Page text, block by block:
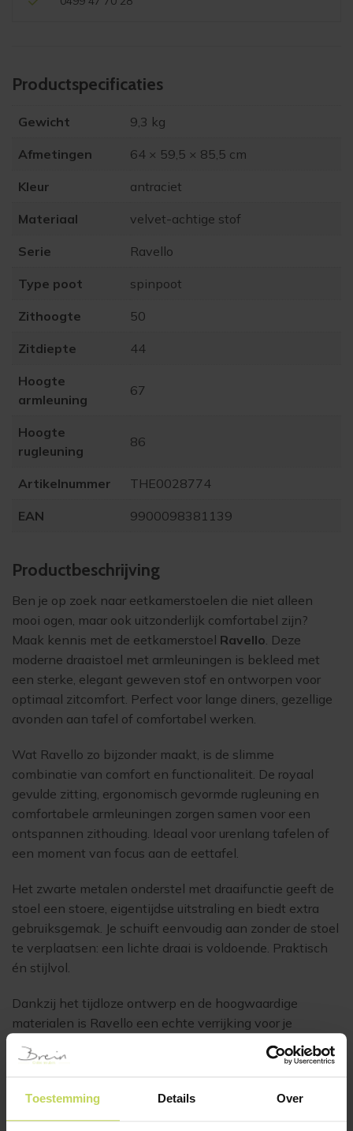
Toestemming Details Over
Product­specificaties
Gewicht 9,3 kg
Afmetingen 64 × 59,5 × 85,5 cm
Kleur antraciet
Materiaal velvet-achtige stof
Serie Ravello
Type poot spinpoot
Zithoogte 50
Zitdiepte 44
Hoogte
armleuning
67
Hoogte
rugleuning
86
Artikelnummer THE0028774
EAN 9900098381139
Product­beschrijving
Ben je op zoek naar eetkamerstoelen die niet alleen
mooi ogen, maar ook uitzonderlijk comfortabel zijn?
Maak kennis met de eetkamerstoel Ravello. Deze
moderne draaistoel met armleuningen is bekleed met
een sterke, elegant geweven stof en ontworpen voor
optimaal zitcomfort. Perfect voor lange diners, gezellige
avonden aan tafel of comfortabel werken.
Wat Ravello zo bijzonder maakt, is de slimme
combinatie van comfort en functionaliteit. De royaal
gevulde zitting, ergonomisch gevormde rugleuning en
comfortabele armleuningen zorgen samen voor een
ontspannen zithouding. Ideaal voor urenlang tafelen of
een moment van focus aan de eettafel.
Het zwarte metalen onderstel met draaifunctie geeft de
stoel een stoere, eigentijdse uitstraling en biedt extra
gebruiksgemak. Je schuift eenvoudig aan zonder de stoel
te verplaatsen: een lichte draai is voldoende. Praktisch
én stijlvol.
Dankzij het tijdloze ontwerp en de hoogwaardige
materialen is Ravello een echte verrijking voor je
interieur. De stoel is verkrijgbaar in de kleuren antraciet,
naturel of taupe.
Armhoogte: 66,5 cm Zithoogte: 50,5 cm Neem contact
met ons op over de levertijd, wij zijn te bereiken op